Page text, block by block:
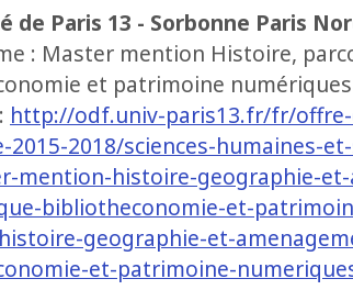
de Paris 13 - Sorbonne Paris
: Master mention Histoire,
et patrimoine numériques
http://odf.univ-paris13.fr/fr/
2015-2018/sciences-humaines-
mention-histoire-geographie-
bibliotheconomie-et-
geographie-et-
et-patrimoine-